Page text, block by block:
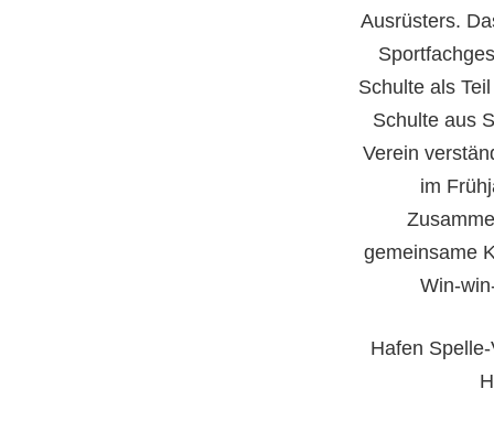
Ausrüsters.
Schulte als
Schulte aus
Verein
im
gemeinsame
Win-
Hafen